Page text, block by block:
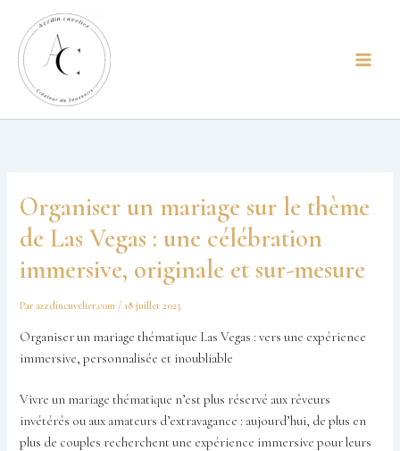
principal
contenu
Organiser un mariage sur le thème
de Las Vegas : une célébration
immersive, originale et sur-mesure
Parazzdincuvelier.com / 18 juillet 2025
Organiser un mariage thématique Las Vegas : vers une expérience
immersive, personnalisée et inoubliable
Vivre un mariage thématique n’est plus réservé aux rêveurs
invétérés ou aux amateurs d’extravagance : aujourd’hui, de plus en
plus de couples recherchent une expérience immersive pour leurs